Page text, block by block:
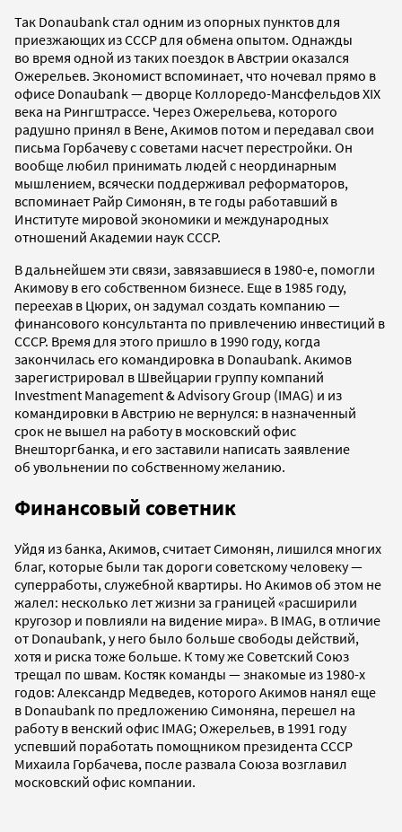
Так Donaubank стал одним из опорных пунктов для
приезжающих из СССР для обмена опытом. Однажды
во время одной из таких поездок в Австрии оказался
Ожерельев. Экономист вспоминает, что ночевал прямо в
офисе Donaubank — дворце Коллоредо-Мансфельдов XIX
века на Рингштрассе. Через Ожерельева, которого
радушно принял в Вене, Акимов потом и передавал свои
письма Горбачеву с советами насчет перестройки. Он
вообще любил принимать людей с неординарным
мышлением, всячески поддерживал реформаторов,
вспоминает Райр Симонян, в те годы работавший в
Институте мировой экономики и международных
отношений Академии наук СССР.
В дальнейшем эти связи, завязавшиеся в 1980-е, помогли
Акимову в его собственном бизнесе. Еще в 1985 году,
переехав в Цюрих, он задумал создать компанию —
финансового консультанта по привлечению инвестиций в
СССР. Время для этого пришло в 1990 году, когда
закончилась его командировка в Donaubank. Акимов
зарегистрировал в Швейцарии группу компаний
Investment Management & Advisory Group (IMAG) и из
командировки в Австрию не вернулся: в назначенный
срок не вышел на работу в московский офис
Внешторгбанка, и его заставили написать заявление
об увольнении по собственному желанию.
Финансовый советник
Уйдя из банка, Акимов, считает Симонян, лишился многих
благ, которые были так дороги советскому человеку —
суперработы, служебной квартиры. Но Акимов об этом не
жалел: несколько лет жизни за границей «расширили
кругозор и повлияли на видение мира». В IMAG, в отличие
от Donaubank, у него было больше свободы действий,
хотя и риска тоже больше. К тому же Советский Союз
трещал по швам. Костяк команды — знакомые из 1980-х
годов: Александр Медведев, которого Акимов нанял еще
в Donaubank по предложению Симоняна, перешел на
работу в венский офис IMAG; Ожерельев, в 1991 году
успевший поработать помощником президента СССР
Михаила Горбачева, после развала Союза возглавил
московский офис компании.